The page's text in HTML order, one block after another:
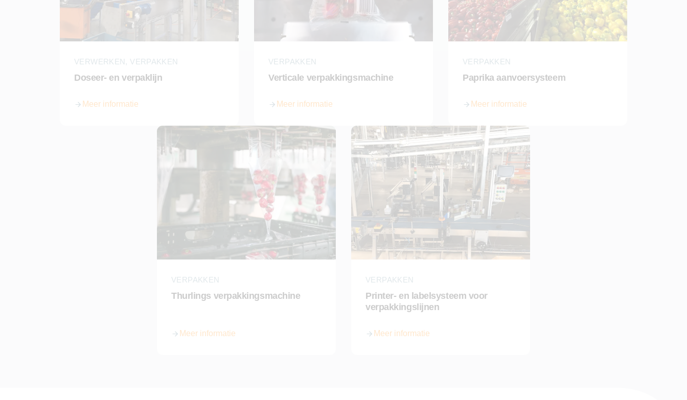
VERWERKEN, VERPAKKEN
Doseer- en verpaklijn
Meer informatie
over Doseer- en verpaklijn
VERPAKKEN
Verticale verpakkingsmachine
Meer informatie
over Verticale verpakkingsmachine
VERPAKKEN
Paprika aanvoersysteem
Meer informatie
over Paprika aanvoersysteem
VERPAKKEN
Thurlings verpakkingsmachine
Meer informatie
VERPAKKEN
Printer- en labelsysteem voor
verpakkingslijnen
Meer informatie